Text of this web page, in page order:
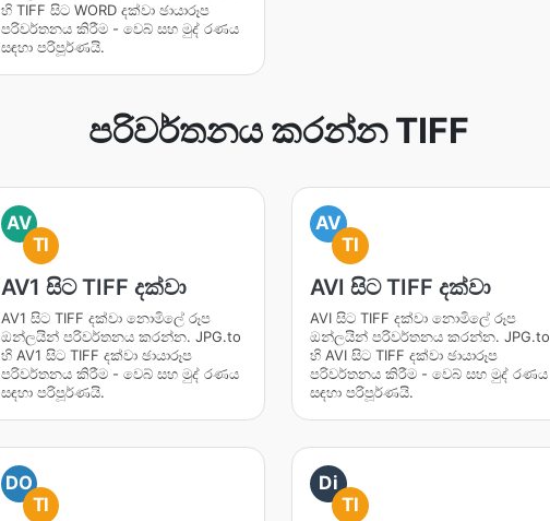
හි TIFF සිට WORD දක්වා ඡායාරූප
පරිවර්තනය කිරීම - වෙබ් සහ මුද් රණය
සඳහා පරිපූර්ණයි.
පරිවර්තනය කරන්න TIFF
AV
TI
AV1 සිට TIFF දක්වා
AV1 සිට TIFF දක්වා නොමිලේ රූප
ඔන්ලයින් පරිවර්තනය කරන්න. JPG.to
හි AV1 සිට TIFF දක්වා ඡායාරූප
පරිවර්තනය කිරීම - වෙබ් සහ මුද් රණය
සඳහා පරිපූර්ණයි.
AV
TI
AVI සිට TIFF දක්වා
AVI සිට TIFF දක්වා නොමිලේ රූප
ඔන්ලයින් පරිවර්තනය කරන්න. JPG.to
හි AVI සිට TIFF දක්වා ඡායාරූප
පරිවර්තනය කිරීම - වෙබ් සහ මුද් රණය
සඳහා පරිපූර්ණයි.
DO
TI
Di
TI